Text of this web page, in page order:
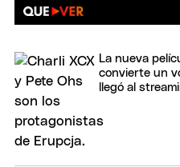
La nueva
convierte un
llegó al